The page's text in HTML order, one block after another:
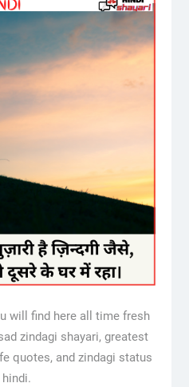
will find here all time fresh
zindagi shayari, greatest
quotes, and zindagi status
hindi.